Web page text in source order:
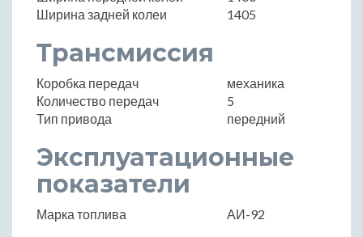
Ширина задней колеи
1405
Трансмиссия
Коробка передач
механика
Количество передач
5
Тип привода
передний
Эксплуатационные
показатели
Марка топлива АИ-92